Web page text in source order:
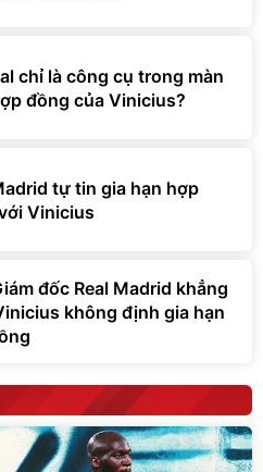
chỉ là công cụ trong màn
đồng của Vinicius?
tự tin gia hạn hợp
Vinicius
đốc Real Madrid khẳng
không định gia hạn